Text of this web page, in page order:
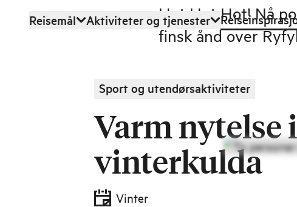
Hopp til hovedinnhold
Reisemål Aktiviteter og tjenester
Sport og utendørsaktiviteter
Varm nytelse i
vinterkulda
Vinter
Hot Hot Hot! Nå
finsk ånd over